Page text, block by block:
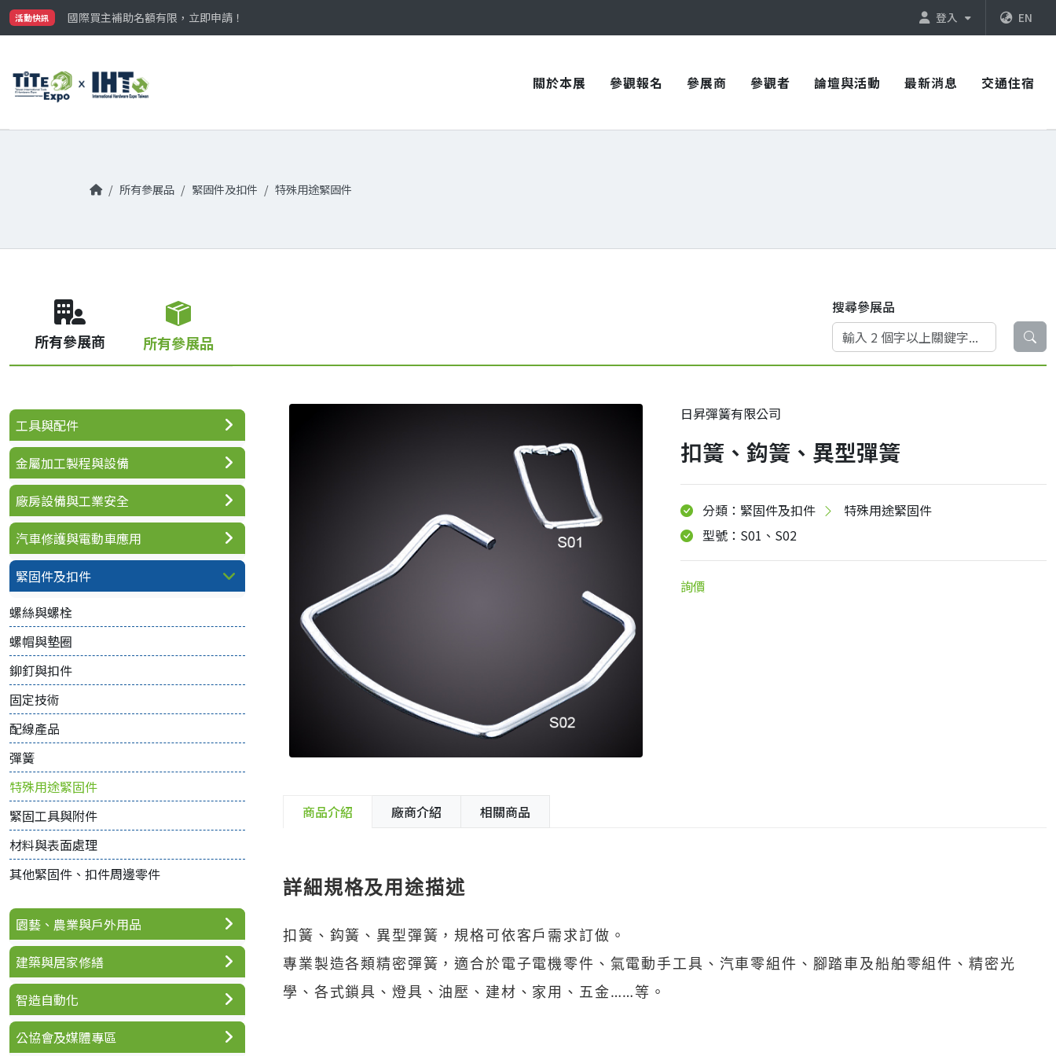
活動快訊
國際買主補助名額有限，立即申請！
參觀門票開放申請中‼️
登入 EN
關於本展 參觀報名 參展商 參觀者 論壇與活動 最新消息 交通住宿
所有參展品 緊固件及扣件 特殊用途緊固件
所有參展商 所有參展品
搜尋參展品
日昇彈簧有限公司
扣簧、鈎簧、異型彈簧
分類：緊固件及扣件
特殊用途緊固件
型號：S01、S02
詢價
商品介紹 廠商介紹 相關商品
詳細規格及用途描述
扣簧、鈎簧、異型彈簧，規格可依客戶需求訂做。
專業製造各類精密彈簧，適合於電子電機零件、氣電動手工具、汽車零組件、腳踏車及船舶零組件、精密光
學、各式鎖具、燈具、油壓、建材、家用、五金……等。
工具與配件
金屬加工製程與設備
廠房設備與工業安全
汽車修護與電動車應用
緊固件及扣件
螺絲與螺栓
螺帽與墊圈
鉚釘與扣件
固定技術
配線產品
彈簧
特殊用途緊固件
緊固工具與附件
材料與表面處理
其他緊固件、扣件周邊零件
園藝、農業與戶外用品
建築與居家修繕
智造自動化
公協會及媒體專區